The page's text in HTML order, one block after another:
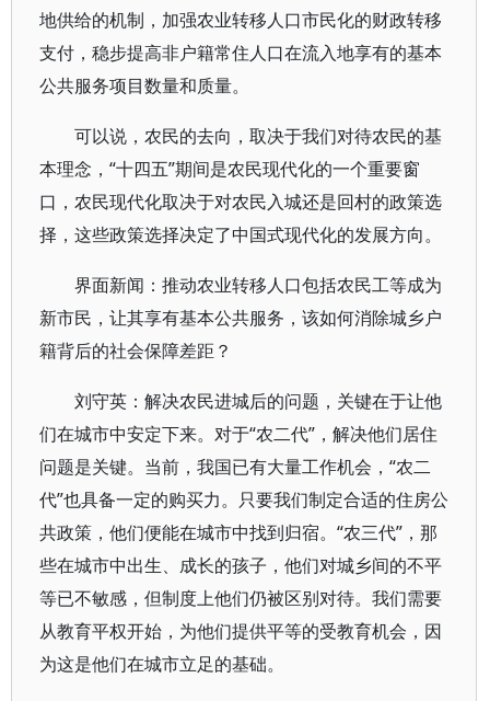
地供给的机制，加强农业转移人口市民化的财政转移
支付，稳步提高非户籍常住人口在流入地享有的基本
公共服务项目数量和质量。
可以说，农民的去向，取决于我们对待农民的基
本理念，“十四五”期间是农民现代化的一个重要窗
口，农民现代化取决于对农民入城还是回村的政策选
择，这些政策选择决定了中国式现代化的发展方向。
界面新闻：推动农业转移人口包括农民工等成为
新市民，让其享有基本公共服务，该如何消除城乡户
籍背后的社会保障差距？
刘守英：解决农民进城后的问题，关键在于让他
们在城市中安定下来。对于“农二代”，解决他们居住
问题是关键。当前，我国已有大量工作机会，“农二
代”也具备一定的购买力。只要我们制定合适的住房公
共政策，他们便能在城市中找到归宿。“农三代”，那
些在城市中出生、成长的孩子，他们对城乡间的不平
等已不敏感，但制度上他们仍被区别对待。我们需要
从教育平权开始，为他们提供平等的受教育机会，因
为这是他们在城市立足的基础。